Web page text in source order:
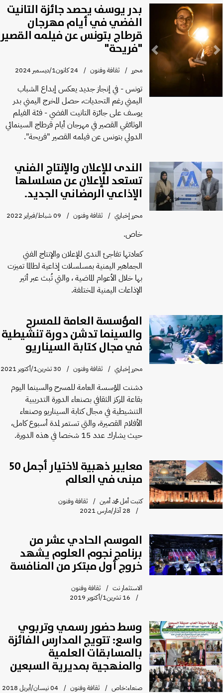
بدر يوسف يحصد جائزة التانيت
الفضي في أيام مهرجان
قرطاج بتونس عن فيلمه القصير
"فريحة"
محرر ثقافة وفنون 24 كانون1/ديسمبر 2024
تونس - في إنجاز جديد يعكس إبداع الشباب
اليمني رغم التحديات، حصل المخرج اليمني بدر
يوسف على جائزة التانيت الفضي - فئة الفيلم
الوثائقي القصير في مهرجان أيام قرطاج السينمائي
الدولي بتونس عن فيلمه القصير "فريحة".
Previous Next
الندى للإعلان والإنتاج الفني
تستعد للإعلان عن مسلسلها
الإذاعي الرمضاني الجديد.
محرر إخباري ثقافة وفنون 09 شباط/فبراير 2022
خاص.
كعادتها تفاجئ الندى للإعلان والإنتاج الفني
الجماهير اليمنية بمسلسلات إذاعية لطالما تميزت
بها خلال الأعوام الماضية ، والتي تُبث عبر أثير
الإذاعات اليمنية المختلفة.
المؤسسة العامة للمسرح
والسينما تدشن دورة تنشيطية
في مجال كتابة السيناريو
محرر إخباري ثقافة وفنون 30 تشرين1/أكتوير 2021
دشنت المؤسسة العامة للمسرح والسينما اليوم
بقاعة المركز الثقافي بصنعاء الدورة التدريبية
التنشيطية في مجال كتابة السيناريو وصنعاء
الأفلام القصيرة، والتي تستمر لمدة أسبوع كامل،
حيث يشارك عدد 15 شخصا في هذه الدورة.
معايير ذهبية لاختيار أجمل 50
مبنى في العالم
كتبت أمل محمد أمين
ثقافة وفنون
28 آذار/مارس 2021
الموسم الحادي عشر من
برنامج نجوم العلوم يشهد
خروج أول مبتكر من المنافسة
الاستثمار نت
ثقافة وفنون
16 تشرين1/أكتوير 2019
وسط حضور رسمي وتربوي
واسع: تتويج المدارس الفائزة
بالمسابقات العلمية
والمنهجية بمديرية السبعين
صنعاء:خاص ثقافة وفنون 04 نيسان/أبريل 2018